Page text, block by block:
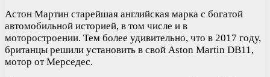
Астон Мартин старейшая английская марка с богатой
автомобильной историей, в том числе и в
моторостроении. Тем более удивительно, что в 2017 году,
британцы решили установить в свой Aston Martin DB11,
мотор от Мерседес.